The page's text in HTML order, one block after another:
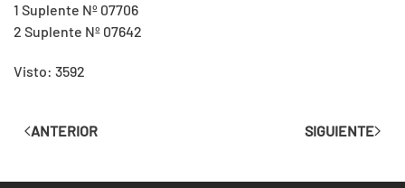
1 Suplente Nº 07706
2 Suplente Nº 07642
Visto: 3592
ANTERIOR SIGUIENTE